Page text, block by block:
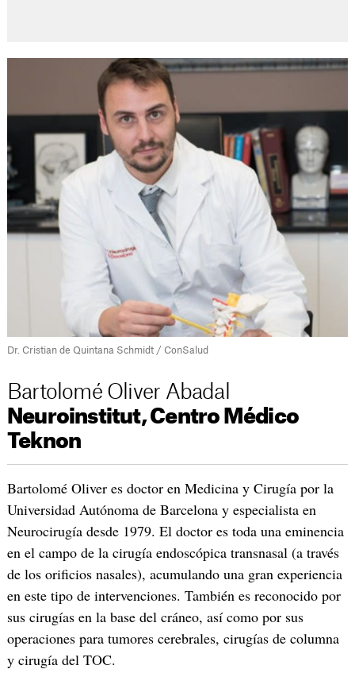
Dr. Cristian de Quintana Schmidt / ConSalud
Bartolomé Oliver Abadal
Neuroinstitut, Centro Médico
Teknon
Bartolomé Oliver es doctor en Medicina y Cirugía por la
Universidad Autónoma de Barcelona y especialista en
Neurocirugía desde 1979. El doctor es toda una eminencia
en el campo de la cirugía endoscópica transnasal (a través
de los orificios nasales), acumulando una gran experiencia
en este tipo de intervenciones. También es reconocido por
sus cirugías en la base del cráneo, así como por sus
operaciones para tumores cerebrales, cirugías de columna
y cirugía del TOC.